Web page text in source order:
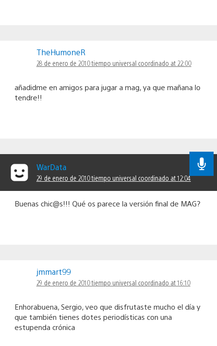
TheHumoneR
28 de enero de 2010 tiempo universal coordinado at 22:00
añadidme en amigos para jugar a mag, ya que mañana lo
tendre!!
WarData
29 de enero de 2010 tiempo universal coordinado at 12:04
Buenas chic@s!!! Qué os parece la versión final de MAG?
jmmart99
29 de enero de 2010 tiempo universal coordinado at 16:10
Enhorabuena, Sergio, veo que disfrutaste mucho el día y
que también tienes dotes periodísticas con una
estupenda crónica